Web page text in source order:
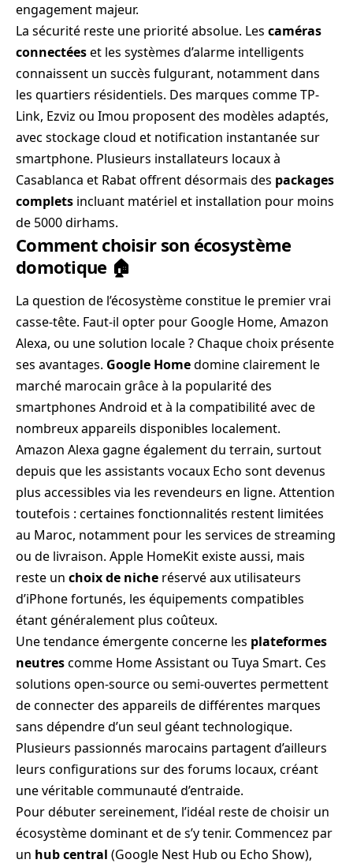
engagement majeur.
La sécurité reste une priorité absolue. Les caméras
connectéeset les systèmes d’alarme intelligents
connaissent un succès fulgurant, notamment dans
les quartiers résidentiels. Des marques comme TP-
Link, Ezviz ou Imou proposent des modèles adaptés,
avec stockage cloud et notification instantanée sur
smartphone. Plusieurs installateurs locaux à
Casablanca et Rabat offrent désormais des packages
complets incluant matériel et installation pour moins
de 5000 dirhams.
Comment choisir son écosystème
domotique 🏠
La question de l’écosystème constitue le premier vrai
casse-tête. Faut-il opter pour Google Home, Amazon
Alexa, ou une solution locale ? Chaque choix présente
ses avantages. Google Homedomine clairement le
marché marocain grâce à la popularité des
smartphones Android et à la compatibilité avec de
nombreux appareils disponibles localement.
Amazon Alexa gagne également du terrain, surtout
depuis que les assistants vocaux Echo sont devenus
plus accessibles via les revendeurs en ligne. Attention
toutefois : certaines fonctionnalités restent limitées
au Maroc, notamment pour les services de streaming
ou de livraison. Apple HomeKit existe aussi, mais
reste un choix de niche réservé aux utilisateurs
d’iPhone fortunés, les équipements compatibles
étant généralement plus coûteux.
Une tendance émergente concerne les plateformes
neutrescomme Home Assistant ou Tuya Smart. Ces
solutions open-source ou semi-ouvertes permettent
de connecter des appareils de différentes marques
sans dépendre d’un seul géant technologique.
Plusieurs passionnés marocains partagent d’ailleurs
leurs configurations sur des forums locaux, créant
une véritable communauté d’entraide.
Pour débuter sereinement, l’idéal reste de choisir un
écosystème dominant et de s’y tenir. Commencez par
un hub central (Google Nest Hub ou Echo Show),